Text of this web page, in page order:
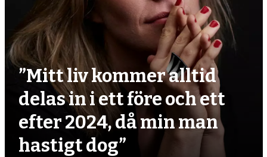
”Mitt liv kommer alltid
delas in i ett före och ett
efter 2024, då min man
hastigt dog”